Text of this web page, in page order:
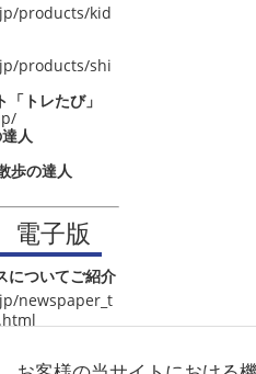
products/kid
products/shi
トレたび」
人
歩の達人
電子版
についてご紹介
newspaper_t